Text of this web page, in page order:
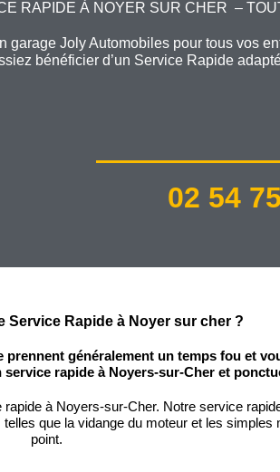
RAPIDE À NOYER SUR CHER –
garage Joly Automobiles pour tous vos
bénéficier d’un Service Rapide
02 54
Service Rapide à Noyer sur cher ?
généralement un temps fou et
rapide à Noyers-sur-Cher et
à Noyers-sur-Cher. Notre service
que la vidange du moteur et les simples
point.